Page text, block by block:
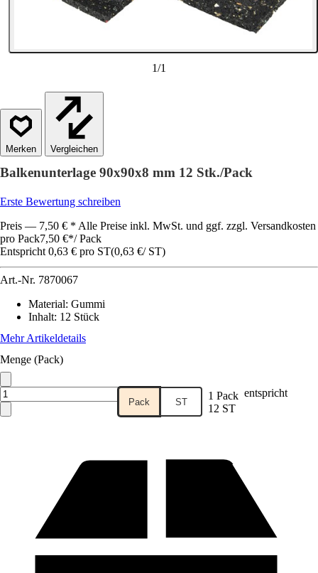
1/1
Vergleichen
Balkenunterlage 90x90x8 mm 12 Stk./Pack
Erste Bewertung schreiben
Preis — 7,50 € * Alle Preise inkl. MwSt. und ggf. zzgl. Versandkosten
pro Pack7,50 €*/ Pack
Entspricht 0,63 € pro ST(0,63 €/ ST)
Art.-Nr. 7870067
Material: Gummi
Inhalt: 12 Stück
Mehr Artikeldetails
Menge (Pack)
Pack ST 1 Pack entspricht
12 ST